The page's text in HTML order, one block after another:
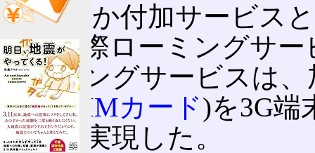
このほか付加サービス
話、国際ローミングサ
ローミングサービスは
ップ(UIMカード)を3G端
ことで実現した。